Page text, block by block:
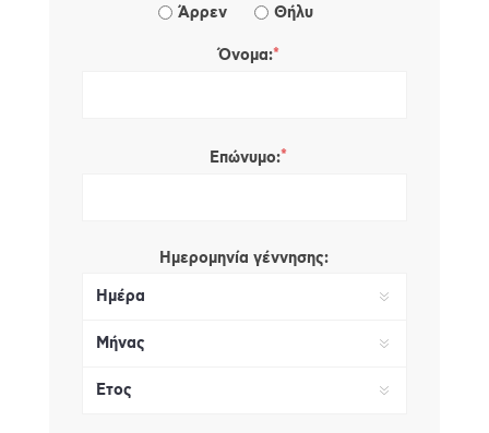
Άρρεν
Θήλυ
Όνομα:*
Επώνυμο:*
Ημερομηνία γέννησης: